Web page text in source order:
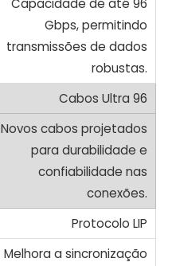
Capacidade de até 96
Gbps, permitindo
transmissões de dados
robustas.
Cabos Ultra 96
Novos cabos projetados
para durabilidade e
confiabilidade nas
conexões.
Protocolo LIP
Melhora a sincronização